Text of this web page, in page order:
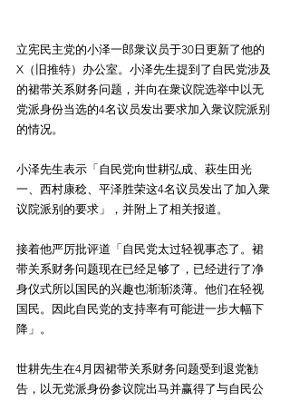
立宪民主党的小泽一郎衆议员于30日更新了他的
X（旧推特）办公室。小泽先生提到了自民党涉及
的裙带关系财务问题，并向在衆议院选举中以无
党派身份当选的4名议员发出要求加入衆议院派别
的情况。
小泽先生表示「自民党向世耕弘成、萩生田光
一、西村康稔、平泽胜荣这4名议员发出了加入衆
议院派别的要求」，并附上了相关报道。
接着他严厉批评道「自民党太过轻视事态了。裙
带关系财务问题现在已经足够了，已经进行了净
身仪式所以国民的兴趣也渐渐淡薄。他们在轻视
国民。因此自民党的支持率有可能进一步大幅下
降」。
世耕先生在4月因裙带关系财务问题受到退党勧
告，以无党派身份参议院出马并赢得了与自民公